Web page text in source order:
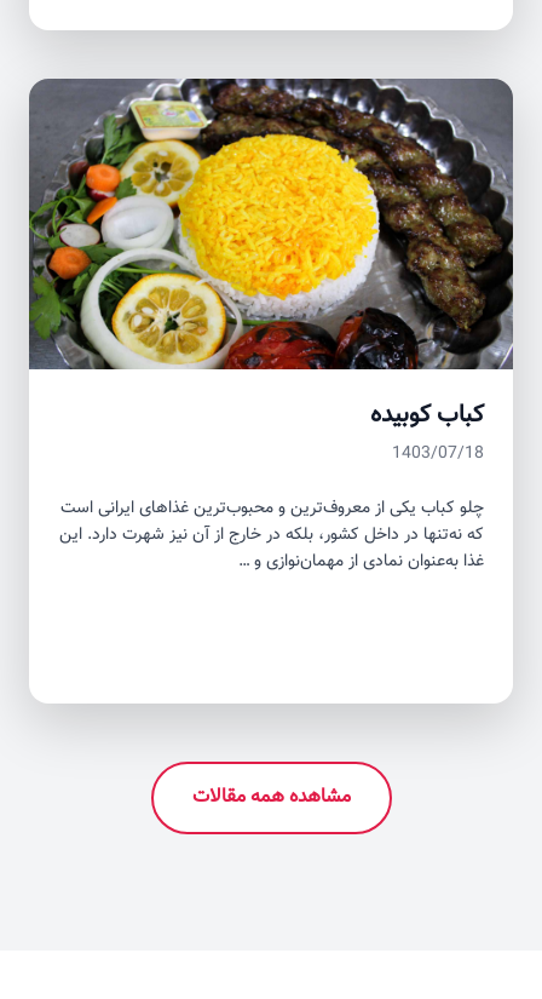
مطالعه بیشتر
کباب کوبیده
1403/07/18
چلو کباب یکی از معروف‌ترین و محبوب‌ترین غذاهای ایرانی است
که نه‌تنها در داخل کشور، بلکه در خارج از آن نیز شهرت دارد. این
غذا به‌عنوان نمادی از مهمان‌نوازی و …
مشاهده همه مقالات